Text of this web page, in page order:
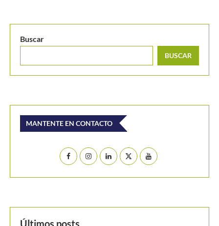
Buscar
BUSCAR
MANTENTE EN CONTACTO